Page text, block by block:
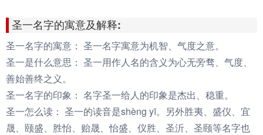
上为很棒的名字，80-90分为很好的名
字，70分以下为不好的名字）
圣一名字的寓意及解释:
圣一名字的寓意： 圣一名字寓意为机智、气度之意。
圣一是什么意思： 圣一用作人名的含义为心无旁骛、气度、
善始善终之义。
圣一名字的印象： 名字圣一给人的印象是杰出、稳重。
圣一怎么读： 圣一的读音是shèng yī。另外胜夷、盛仪、宜
晟、颐盛、胜怡、贻晟、怡盛、仪胜、圣沂、圣颐等名字也